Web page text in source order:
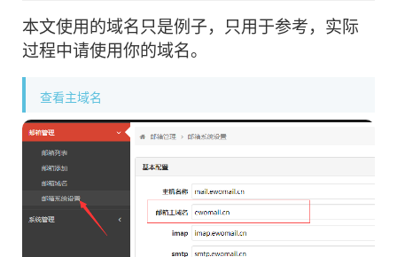
本文使用的域名只是例子，只用于参考，实际
过程中请使用你的域名。
查看主域名